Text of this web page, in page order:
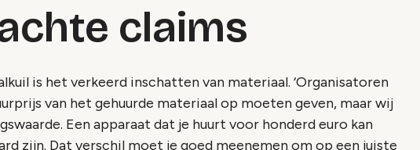
claims
is het verkeerd inschatten van materiaal. ‘Organisatoren
van het gehuurde materiaal op moeten geven, maar wij
Een apparaat dat je huurt voor honderd euro kan
zijn. Dat verschil moet je goed meenemen om op een juiste